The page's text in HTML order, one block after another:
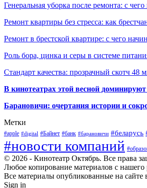
Генеральная уборка после ремонта: с
Ремонт квартиры без стресса: как
Ремонт в брестской квартире: с чего
Роль бора, цинка и серы в системе
Стандарт качества: прозрачный скотч
В кинотеатрах этой весной
Барановичи: очертания истории и
Метки
#apple #digital #Байнет #банк #барановичи #беларусь
#новости компаний
© 2026 - Кинотеатр Октябрь. Все права
Любое копирование материалов с нашего
Все материалы опубликованные на сайте
Sign in